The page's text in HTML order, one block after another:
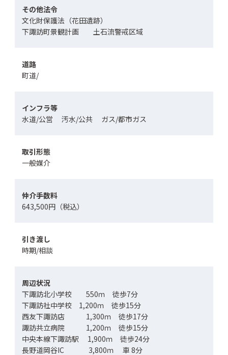
その他法令
文化財保護法（花田遺跡）
下諏訪町景観計画 土石流警戒区域
道路
町道/
インフラ等
水道/公営 汚水/公共 ガス/都市ガス
取引形態
一般媒介
仲介手数料
643,500円（税込）
引き渡し
時期/相談
周辺状況
下諏訪北小学校 550ｍ 徒歩7分
下諏訪社中学校 1,200ｍ 徒歩15分
西友下諏訪店 1,300ｍ 徒歩17分
諏訪共立病院 1,200ｍ 徒歩15分
中央本線下諏訪駅 1,900ｍ 徒歩24分
長野道岡谷IC 3,800ｍ 車 8分